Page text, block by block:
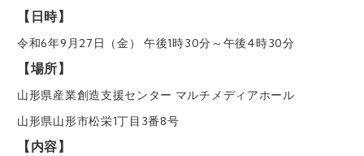
【日時】
令和6年9月27日（金） 午後1時30分～午後4時30分
【場所】
山形県産業創造支援センター マルチメディアホール
山形県山形市松栄1丁目3番8号
【内容】